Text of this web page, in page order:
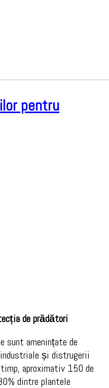
pentru
de prădători
sunt amenințate de
și distrugerii
aproximativ 150 de
dintre plantele